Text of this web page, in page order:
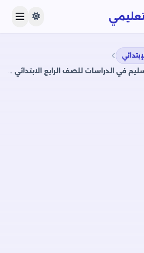
اختبارات التأسيس السليم في الدراسات للصف الرابع الابتدائي الترم الثاني 2025 PDF بالاجابات